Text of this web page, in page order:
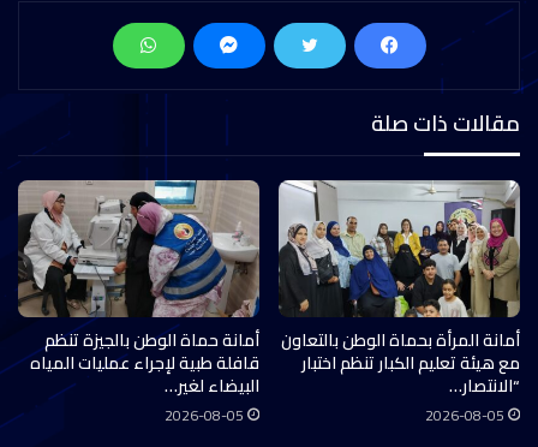
مقالات ذات صلة
أمانة المرأة بحماة الوطن بالتعاون
مع هيئة تعليم الكبار تنظم اختبار
“الانتصار…
2026-08-05
أمانة حماة الوطن بالجيزة تنظم
قافلة طبية لإجراء عمليات المياه
البيضاء لغير…
2026-08-05